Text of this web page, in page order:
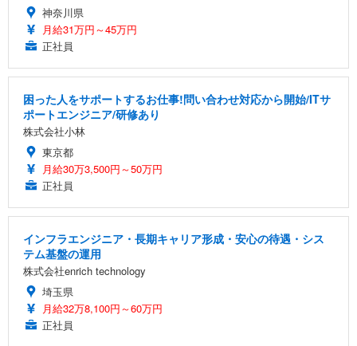
神奈川県
月給31万円～45万円
正社員
困った人をサポートするお仕事!問い合わせ対応から開始/ITサ
ポートエンジニア/研修あり
株式会社小林
東京都
月給30万3,500円～50万円
正社員
インフラエンジニア・長期キャリア形成・安心の待遇・シス
テム基盤の運用
株式会社enrich technology
埼玉県
月給32万8,100円～60万円
正社員